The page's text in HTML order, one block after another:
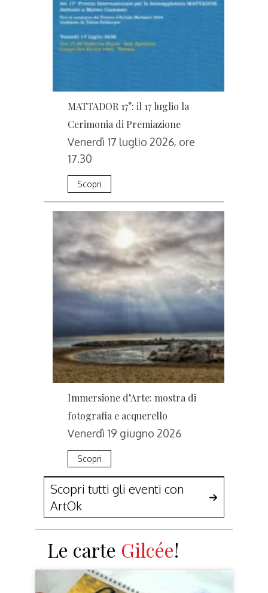
MATTADOR 17°: il 17 luglio la
Cerimonia di Premiazione
Venerdì 17 luglio 2026, ore
17.30
Scopri
Immersione d’Arte: mostra di
fotografia e acquerello
Venerdì 19 giugno 2026
Scopri
Scopri tutti gli eventi con
ArtOk
Le carte Fine Art